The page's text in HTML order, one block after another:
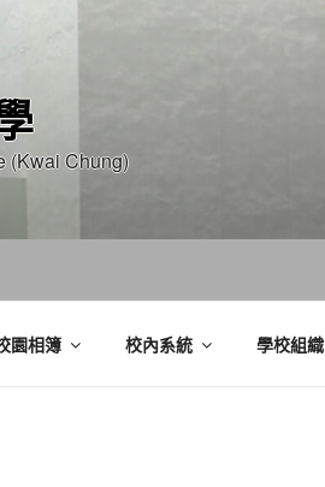
(Kwai Chung)
園相簿 校內系統 學校組織